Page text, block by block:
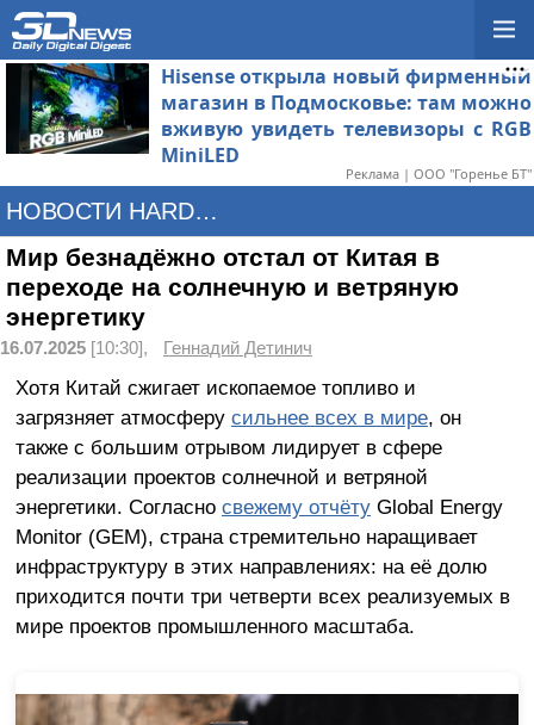
Hisense открыла новый фирменный
магазин в Подмосковье: там можно
вживую увидеть телевизоры с RGB
MiniLED
Реклама | ООО "Горенье БТ"
НОВОСТИ HARDWARE
Мир безнадёжно отстал от Китая в
переходе на солнечную и ветряную
энергетику
16.07.2025 [10:30], Геннадий Детинич
Хотя Китай сжигает ископаемое топливо и
загрязняет атмосферу сильнее всех в мире, он
также с большим отрывом лидирует в сфере
реализации проектов солнечной и ветряной
энергетики. Согласно свежему отчётуGlobal Energy
Monitor (GEM), страна стремительно наращивает
инфраструктуру в этих направлениях: на её долю
приходится почти три четверти всех реализуемых в
мире проектов промышленного масштаба.